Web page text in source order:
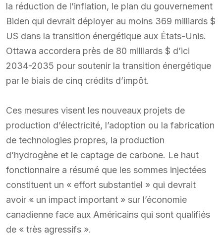
la réduction de l’inflation, le plan du gouvernement
Biden qui devrait déployer au moins 369 milliards $
US dans la transition énergétique aux États-Unis.
Ottawa accordera près de 80 milliards $ d’ici
2034-2035 pour soutenir la transition énergétique
par le biais de cinq crédits d’impôt.
Ces mesures visent les nouveaux projets de
production d’électricité, l’adoption ou la fabrication
de technologies propres, la production
d’hydrogène et le captage de carbone. Le haut
fonctionnaire a résumé que les sommes injectées
constituent un « effort substantiel » qui devrait
avoir « un impact important » sur l’économie
canadienne face aux Américains qui sont qualifiés
de « très agressifs ».